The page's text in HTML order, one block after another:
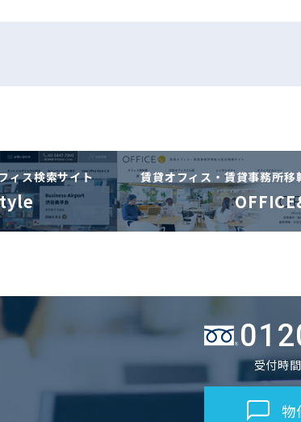
ィス検索サイト 賃貸オフィス・賃貸事務所移
受付時
物